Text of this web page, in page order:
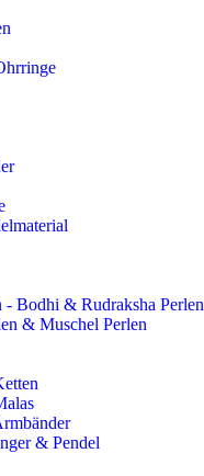
- Bodhi & Rudraksha Perlen
& Muschel Perlen
& Pendel